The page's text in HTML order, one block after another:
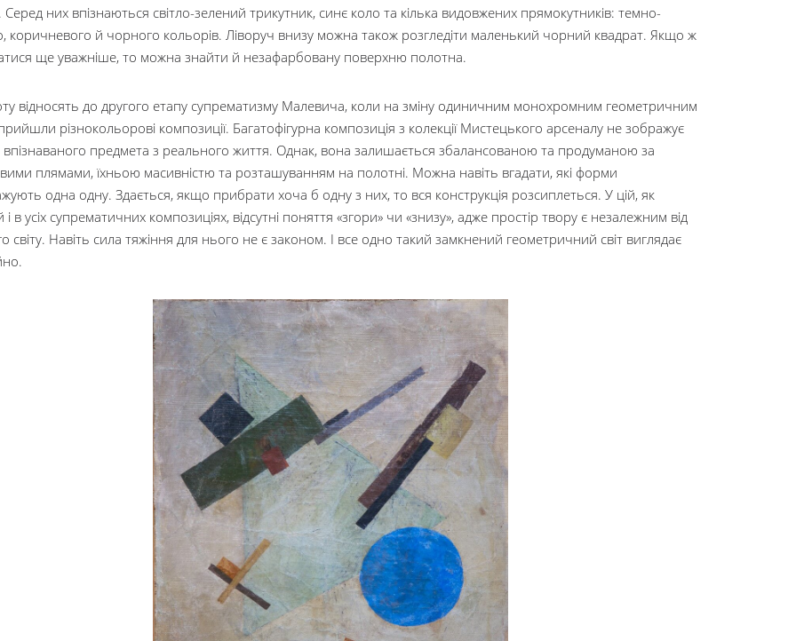
Серед них впізнаються світло-зелений трикутник, синє коло та кілька видовжених прямокутників: темно-
коричневого й чорного кольорів. Ліворуч внизу можна також розгледіти маленький чорний квадрат. Якщо ж
ще уважніше, то можна знайти й незафарбовану поверхню полотна.
відносять до другого етапу супрематизму Малевича, коли на зміну одиничним монохромним геометричним
різнокольорові композиції. Багатофігурна композиція з колекції Мистецького арсеналу не зображує
предмета з реального життя. Однак, вона залишається збалансованою та продуманою за
плямами, їхньою масивністю та розташуванням на полотні. Можна навіть вгадати, які форми
одна одну. Здається, якщо прибрати хоча б одну з них, то вся конструкція розсиплеться. У цій, як
і в усіх супрематичних композиціях, відсутні поняття «згори» чи «знизу», адже простір твору є незалежним від
світу. Навіть сила тяжіння для нього не є законом. І все одно такий замкнений геометричний світ виглядає